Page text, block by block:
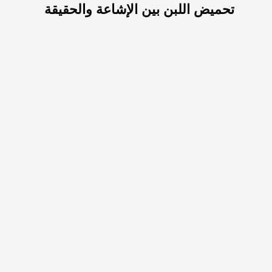
تحميض اللبن بين الإشاعة والحقيقة